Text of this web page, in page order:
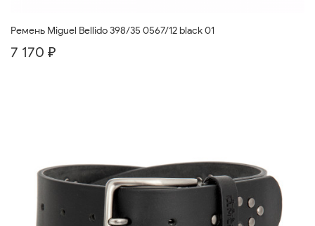
Ремень Miguel Bellido 398/35 0567/12 black 01
7 170 ₽